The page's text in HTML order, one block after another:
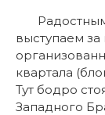
Радостным
выступаем
квартала
Тут бодро
Западного